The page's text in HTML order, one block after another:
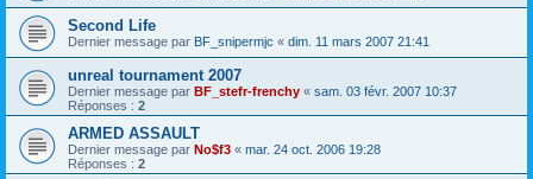
Second Life
Dernier message par BF_snipermjc « dim. 11 mars 2007 21:41
unreal tournament 2007
Dernier message par BF_stefr-frenchy « sam. 03 févr. 2007 10:37
Réponses : 2
ARMED ASSAULT
Dernier message par No$f3 « mar. 24 oct. 2006 19:28
Réponses : 2